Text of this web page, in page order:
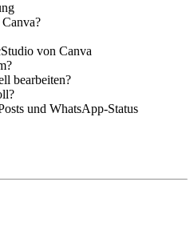
von Canva
bearbeiten?
und WhatsApp-Status